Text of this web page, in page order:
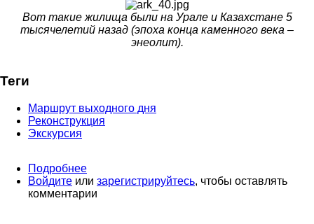
Вот такие жилища были на Урале и Казахстане 5
тысячелетий назад (эпоха конца каменного века –
энеолит).
Теги
Маршрут выходного дня
Реконструкция
Экскурсия
Подробнее
Аркаим.
Ботайское
Войдите или зарегистрируйтесь, чтобы оставлять
комментарии